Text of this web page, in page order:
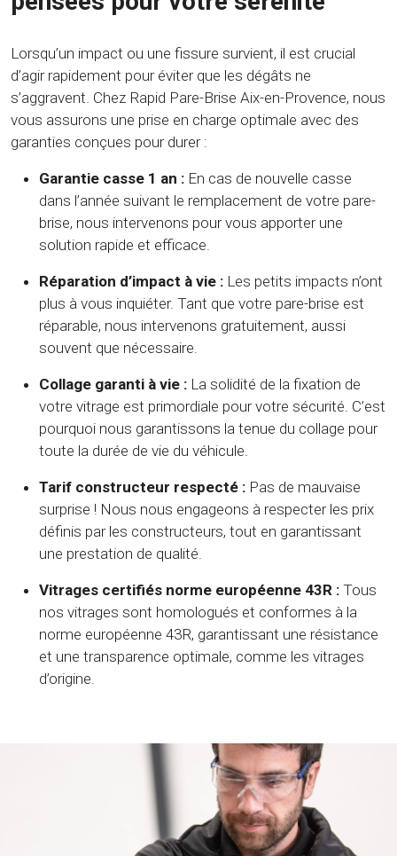
Lorsqu’un impact ou une fissure survient, il est crucial
d’agir rapidement pour éviter que les dégâts ne
s’aggravent. Chez Rapid Pare-Brise Aix-en-Provence, nous
vous assurons une prise en charge optimale avec des
garanties conçues pour durer :
Garantie casse 1 an : En cas de nouvelle casse
dans l’année suivant le remplacement de votre pare-
brise, nous intervenons pour vous apporter une
solution rapide et efficace.
Réparation d’impact à vie : Les petits impacts n’ont
plus à vous inquiéter. Tant que votre pare-brise est
réparable, nous intervenons gratuitement, aussi
souvent que nécessaire.
Collage garanti à vie : La solidité de la fixation de
votre vitrage est primordiale pour votre sécurité. C’est
pourquoi nous garantissons la tenue du collage pour
toute la durée de vie du véhicule.
Tarif constructeur respecté : Pas de mauvaise
surprise ! Nous nous engageons à respecter les prix
définis par les constructeurs, tout en garantissant
une prestation de qualité.
Vitrages certifiés norme européenne 43R : Tous
nos vitrages sont homologués et conformes à la
norme européenne 43R, garantissant une résistance
et une transparence optimale, comme les vitrages
d’origine.